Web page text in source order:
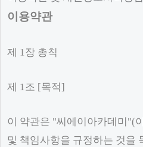
이용약관
제 1장 총칙
제 1조 [목적]
이 약관은 "씨에이아카데미"(
및 책임사항을 규정하는 것을